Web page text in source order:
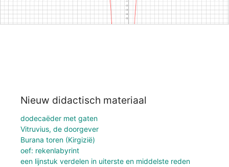
Nieuw didactisch materiaal
dodecaëder met gaten
Vitruvius, de doorgever
Burana toren (Kirgizië)
oef: rekenlabyrint
een lijnstuk verdelen in uiterste en middelste reden